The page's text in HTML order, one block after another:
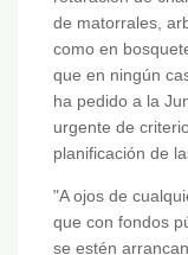
de matorrales,
como en
que en ningún
ha pedido a la
urgente de
planificación de
"A ojos de
que con fondos
se estén